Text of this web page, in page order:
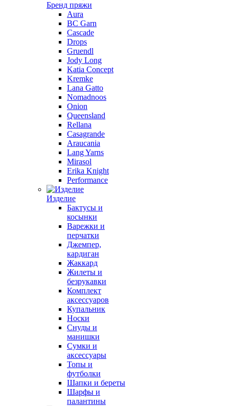
Бренд пряжи
Aura
BC Garn
Cascade
Drops
Gruendl
Jody Long
Katia Concept
Kremke
Lana Gatto
Nomadnoos
Onion
Queensland
Rellana
Casagrande
Araucania
Lang Yarns
Mirasol
Erika Knight
Performance
Изделие
Бактусы и
косынки
Варежки и
перчатки
Джемпер,
кардиган
Жаккард
Жилеты и
безрукавки
Комплект
аксессуаров
Купальник
Носки
Снуды и
манишки
Сумки и
аксессуары
Топы и
футболки
Шапки и береты
Шарфы и
палантины